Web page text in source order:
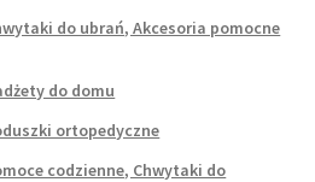
do ubrań, Akcesoria pomocne
do domu
ortopedyczne
codzienne, Chwytaki do